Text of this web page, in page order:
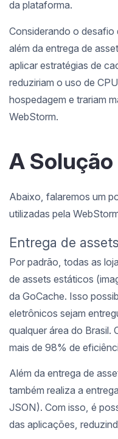
da plataforma.
Considerando o desafio
além da entrega de
aplicar estratégias de
reduziriam o uso de
hospedagem e trariam
WebStorm.
A
Abaixo, falaremos um
utilizadas pela
Entrega de
Por padrão, todas as
de assets estáticos
da GoCache. Isso
eletrônicos sejam
qualquer área do Brasil.
mais de 98% de
Além da entrega de
também realiza a
JSON). Com isso, é
das aplicações,